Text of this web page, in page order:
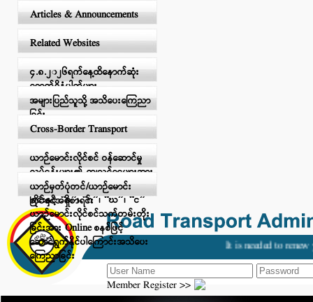
Articles & Announcements
Related Websites
၄.၈.၂၀၂၆ရက်နေ့ထိနောက်ဆုံး
ရောက်ရှိနံပါတ်များ
အများပြည်သူသို့ အသိပေးကြေညာ
ခြင်း
Cross-Border Transport
ယာဉ်မောင်းလိုင်စင် ဝန်ဆောင်မှု
လုပ်ငန်းများ၏ ကျသင့်ငွေများအား
Digital Payment ဖြင့် ငွေပေးချေ
ခြင်းနှင့် “ခ”၊ “ဂ”၊ “ဃ”၊ “င”
ယာဉ်မောင်းလိုင်စင်သက်တမ်းတိုး
ခြင်းအား Online စနစ်ဖြင့်
ဆောင်ရွက်နိုင်ပါကြောင်းအသိပေး
ကြေညာခြင်း
ယာဉ်မှတ်ပုံတင်/ယာဉ်မောင်း
လိုင်စင်အရှိစာရင်း
It is needed to renew
Member Register >>